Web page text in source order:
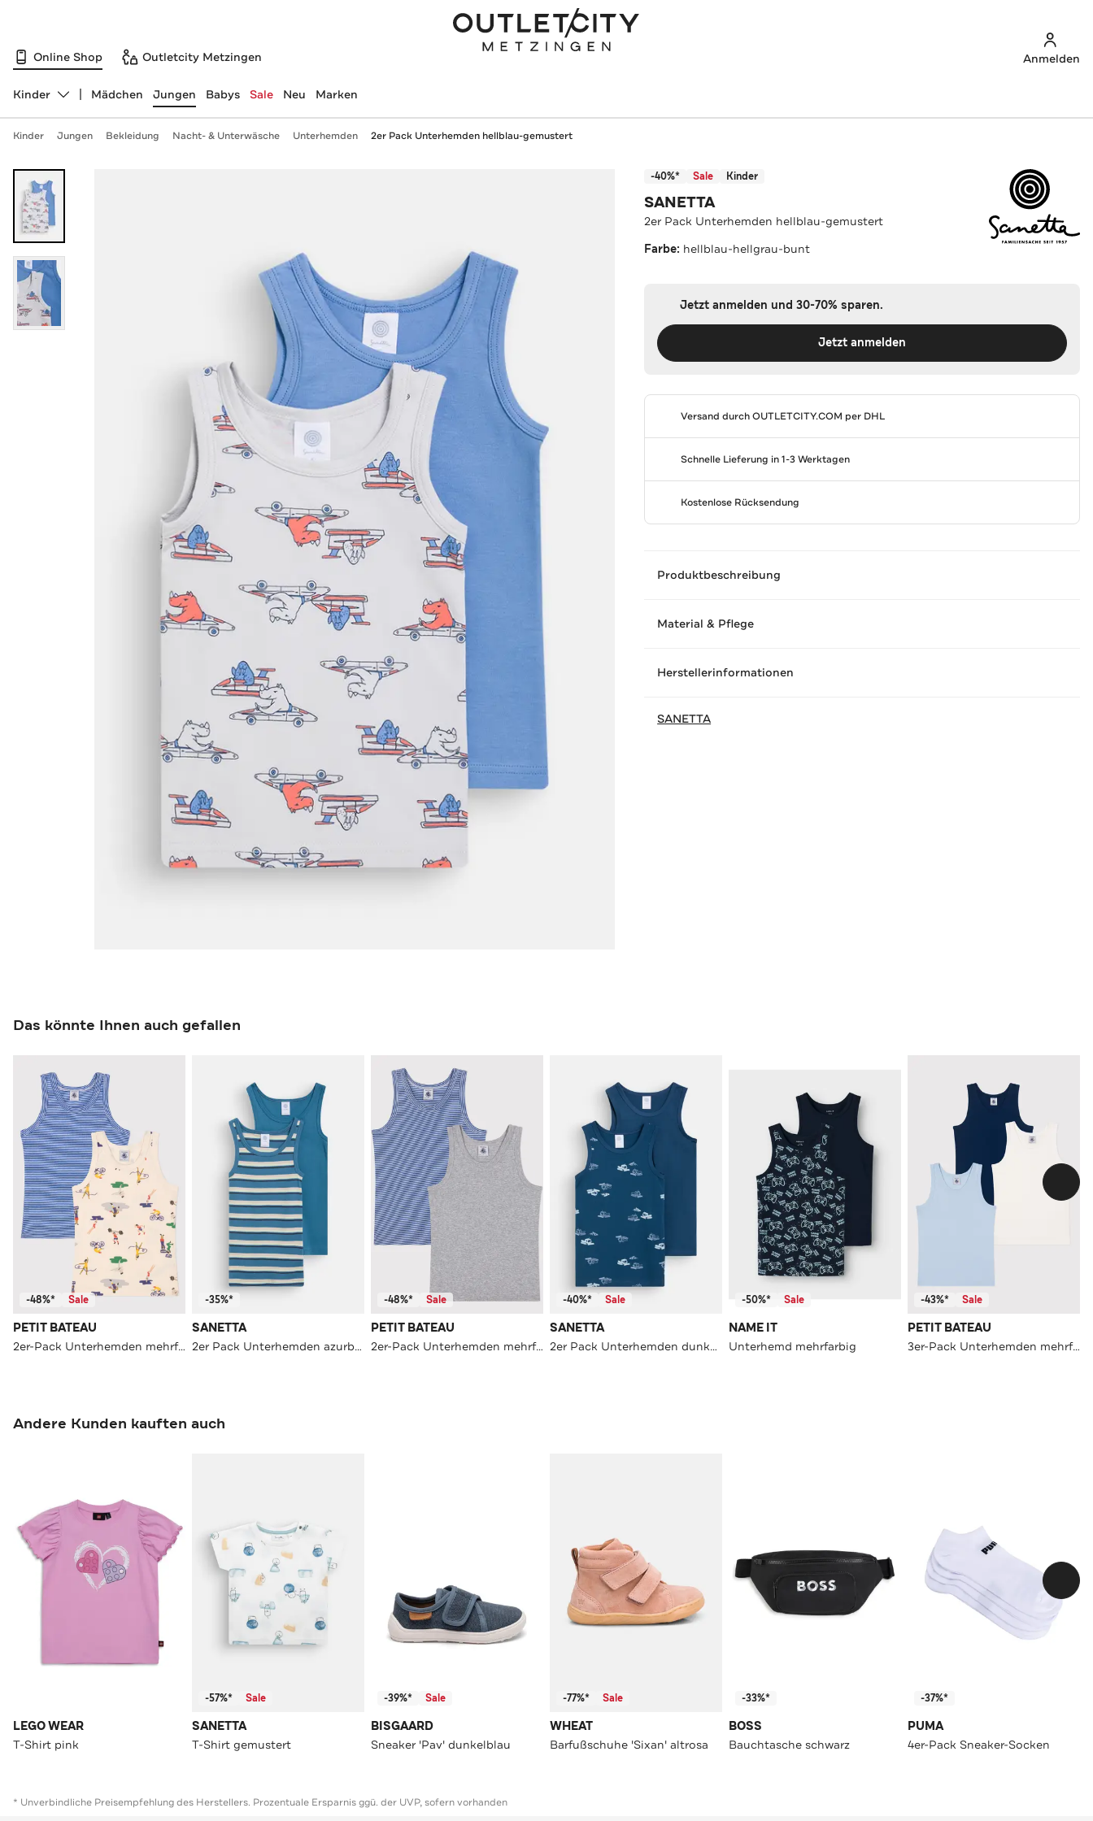
Online Shop Outletcity Metzingen Anmelden
Abteilung ändern, ausgewählt:
Kinder Mädchen Jungen Babys Sale Neu Marken
Kinder Jungen Bekleidung Nacht- & Unterwäsche Unterhemden 2er Pack Unterhemden hellblau-gemustert
-40%* Sale Kinder
SANETTA
2er Pack Unterhemden hellblau-gemustert
Farbe: hellblau-hellgrau-bunt
Jetzt anmelden und 30-70% sparen.
Jetzt anmelden
Versand durchOUTLETCITY.COM per DHL
Schnelle Lieferung in 1-3 Werktagen
Kostenlose Rücksendung
Produktbeschreibung
Material & Pflege
Herstellerinformationen
SANETTA
Das könnte Ihnen auch gefallen
-48%* Sale
PETIT BATEAU
2er-Pack Unterhemden mehrfarbig
-35%*
SANETTA
2er Pack Unterhemden azurblau-gemustert
-48%* Sale
PETIT BATEAU
2er-Pack Unterhemden mehrfarbig
-40%* Sale
SANETTA
2er Pack Unterhemden dunkelblau-gemustert
-50%* Sale
NAME IT
Unterhemd mehrfarbig
-43%* Sale
PETIT BATEAU
3er-Pack Unterhemden mehrfarbig
Andere Kunden kauften auch
LEGO WEAR
T-Shirt pink
-57%* Sale
SANETTA
T-Shirt gemustert
-39%* Sale
BISGAARD
Sneaker 'Pav' dunkelblau
-77%* Sale
WHEAT
Barfußschuhe 'Sixan' altrosa
-33%*
BOSS
Bauchtasche schwarz
-37%*
PUMA
4er-Pack Sneaker-Socken
* Unverbindliche Preisempfehlung des Herstellers. Prozentuale Ersparnis ggü. der UVP, sofern vorhanden